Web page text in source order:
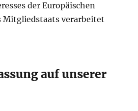
der Europäischen
Mitgliedstaats verarbeitet
auf unserer